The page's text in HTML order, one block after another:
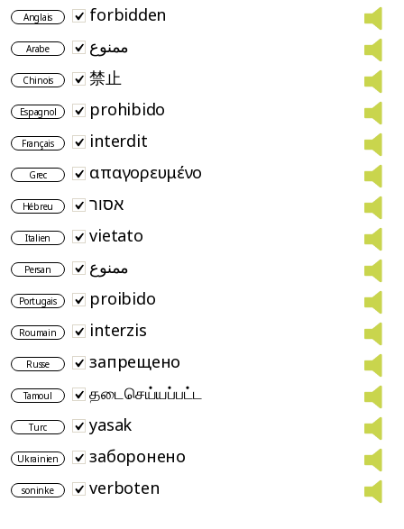
Anglais forbidden
Arabe ممنوع
Chinois 禁止
Espagnol prohibido
Français interdit
Grec απαγορευμένο
Hébreu אסור
Italien vietato
Persan ممنوع
Portugais proibido
Roumain interzis
Russe запрещено
Tamoul தடைசெய்யப்பட்ட
Turc yasak
Ukrainien заборонено
soninke verboten